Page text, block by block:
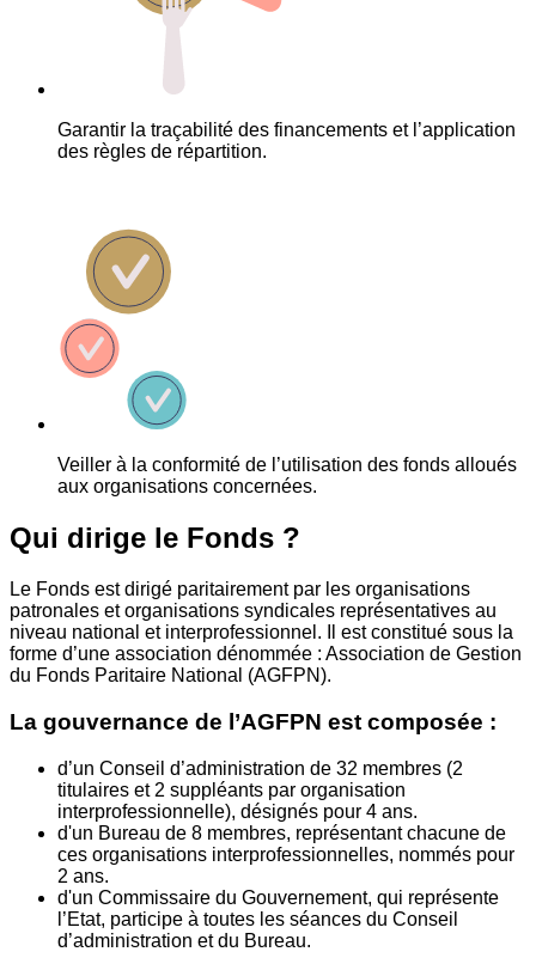
Garantir la traçabilité des financements et l’application
des règles de répartition.
Veiller à la conformité de l’utilisation des fonds alloués
aux organisations concernées.
Qui dirige le Fonds ?
Le Fonds est dirigé paritairement par les organisations
patronales et organisations syndicales représentatives au
niveau national et interprofessionnel. Il est constitué sous la
forme d’une association dénommée : Association de Gestion
du Fonds Paritaire National (AGFPN).
La gouvernance de l’AGFPN est composée :
d’un Conseil d’administration de 32 membres (2
titulaires et 2 suppléants par organisation
interprofessionnelle), désignés pour 4 ans.
d'un Bureau de 8 membres, représentant chacune de
ces organisations interprofessionnelles, nommés pour
2 ans.
d'un Commissaire du Gouvernement, qui représente
l’Etat, participe à toutes les séances du Conseil
d’administration et du Bureau.